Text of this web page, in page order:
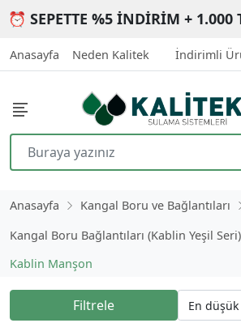
⏰ SEPETTE %5 İNDİRİM + 1.000
Anasayfa Neden Kalitek İndirimli
Anasayfa
Kangal Boru ve Bağlantıları
Kangal Boru Bağlantıları (Kablin Yeşil Seri)
Kablin Manşon
Filtrele